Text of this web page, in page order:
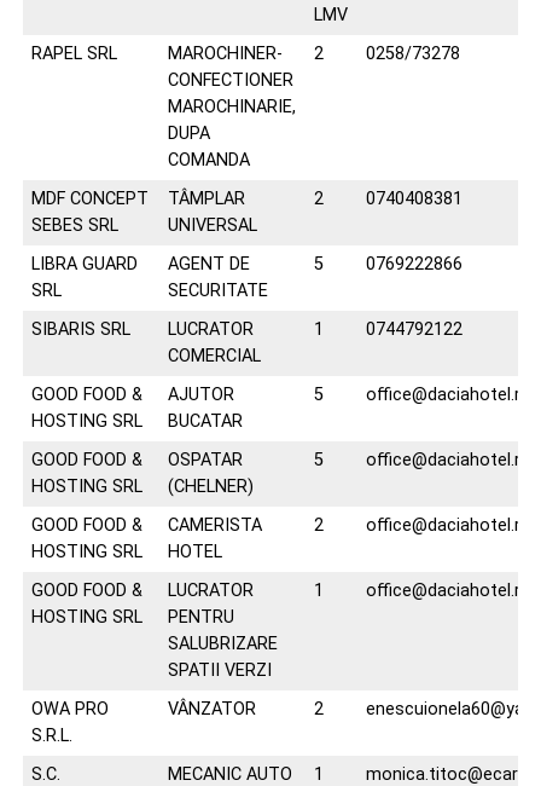
LMV
RAPEL SRL
MAROCHINER-
CONFECTIONER
MAROCHINARIE,
DUPA
COMANDA
2 0258/73278
MDF CONCEPT
SEBES SRL
TÂMPLAR
UNIVERSAL
2 0740408381
LIBRA GUARD
SRL
AGENT DE
SECURITATE
5 0769222866
SIBARIS SRL
LUCRATOR
COMERCIAL
1 0744792122
GOOD FOOD &
HOSTING SRL
AJUTOR
BUCATAR
5 office@daciahotel.ro
GOOD FOOD &
HOSTING SRL
OSPATAR
(CHELNER)
5 office@daciahotel.ro
GOOD FOOD &
HOSTING SRL
CAMERISTA
HOTEL
2 office@daciahotel.ro
GOOD FOOD &
HOSTING SRL
LUCRATOR
PENTRU
SALUBRIZARE
SPATII VERZI
1 office@daciahotel.ro
OWA PRO
S.R.L.
VÂNZATOR 2
S.C.
MECANIC AUTO 1